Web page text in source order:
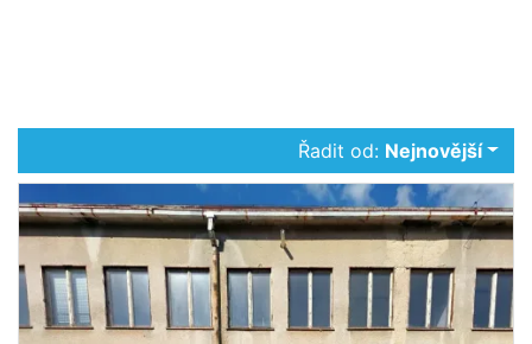
Řadit od: Nejnovější